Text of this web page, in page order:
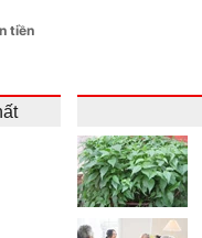
tiền